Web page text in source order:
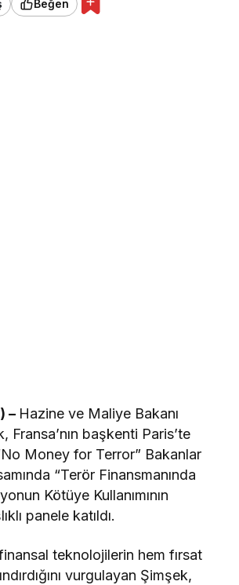
Beğen
– Hazine ve Maliye Bakanı
Fransa’nın başkenti Paris’te
Money for Terror” Bakanlar
“Terör Finansmanında
Kötüye Kullanımının
panele katıldı.
teknolojilerin hem fırsat
vurgulayan Şimşek,